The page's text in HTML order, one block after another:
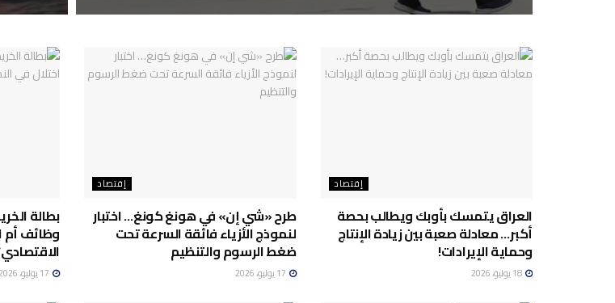
إقتصاد
العراق يتمسك بأوبك ويطالب بحصة
أكبر… معادلة صعبة بين زيادة الإنتاج
وحماية الإيرادات!
إقتصاد
طرح «شي إن» في هونغ كونغ… اختبار
لنموذج الأزياء فائقة السرعة تحت
ضغط الرسوم والتنظيم
بطالة
وظائف أم